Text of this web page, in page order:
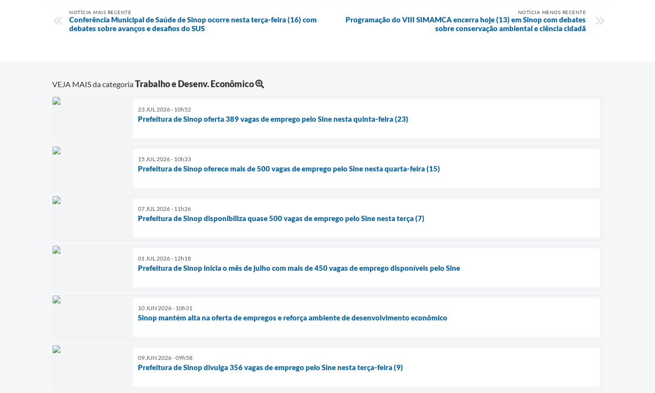
NOTÍCIA MAIS RECENTE
Conferência Municipal de Saúde de Sinop ocorre nesta terça-feira (16) com
debates sobre avanços e desafios do SUS
NOTÍCIA MENOS RECENTE
Programação do VIII SIMAMCA encerra hoje (13) em Sinop com debates
sobre conservação ambiental e ciência cidadã
VEJA MAIS da categoriaTrabalho e Desenv. Econômico
23 JUL 2026 - 10h52
Prefeitura de Sinop oferta 389 vagas de emprego pelo Sine nesta quinta-feira (23)
15 JUL 2026 - 10h33
Prefeitura de Sinop oferece mais de 500 vagas de emprego pelo Sine nesta quarta-feira (15)
07 JUL 2026 - 11h26
Prefeitura de Sinop disponibiliza quase 500 vagas de emprego pelo Sine nesta terça (7)
01 JUL 2026 - 12h18
Prefeitura de Sinop inicia o mês de julho com mais de 450 vagas de emprego disponíveis pelo Sine
10 JUN 2026 - 10h31
Sinop mantém alta na oferta de empregos e reforça ambiente de desenvolvimento econômico
09 JUN 2026 - 09h58
Prefeitura de Sinop divulga 356 vagas de emprego pelo Sine nesta terça-feira (9)